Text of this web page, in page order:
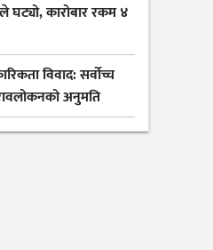
कारोबार रकम ४
विवाद: सर्वोच्च
अनुमति